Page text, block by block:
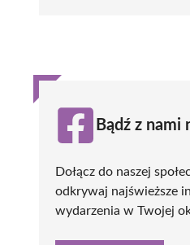
Bądź z nami
Dołącz do naszej
odkrywaj najświeższe
wydarzenia w Twojej